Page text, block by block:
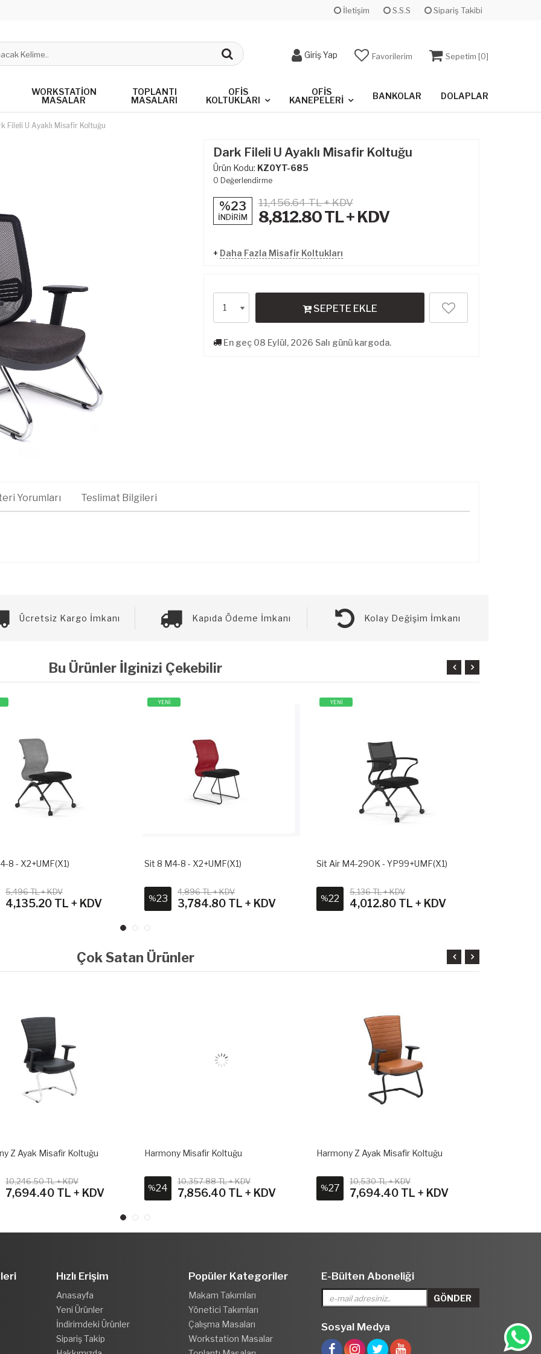
İletişim S.S.S Sipariş Takibi
Giriş Yap Favorilerim Sepetim [0]
WORKSTATION
MASALAR
TOPLANTI
MASALARI
OFIS
KOLTUKLARI
OFIS
KANEPELERI
BANKOLAR DOLAPLAR
Fileli U Ayaklı Misafir Koltuğu
Dark Fileli U Ayaklı Misafir Koltuğu
Ürün Kodu: KZ0YT-685
0 Değerlendirme
%23
İNDİRİM
11,456.64 TL + KDV
8,812.80TL + KDV
+ Daha Fazla Misafir Koltukları
SEPETE EKLE
En geç 08 Eylül, 2026 Salı günü kargoda.
Yorumları Teslimat Bilgileri
Ücretsiz Kargo İmkanı Kapıda Ödeme İmkanı Kolay Değişim İmkanı
Bu Ürünler İlginizi Çekebilir
8 - X2+UMF(X1)
5,496 TL + KDV
4,135.20 TL + KDV
YENİ
Sit 8 M4-8 - X2+UMF(X1)
%23
4,896 TL + KDV
3,784.80 TL + KDV
YENİ
Sit Air M4-290K - YP99+UMF(X1)
%22
5,136 TL + KDV
4,012.80 TL + KDV
Çok Satan Ürünler
Z Ayak Misafir Koltuğu
10,246.50 TL + KDV
7,694.40 TL + KDV
Harmony Misafir Koltuğu
%24
10,357.88 TL + KDV
7,856.40 TL + KDV
Harmony Z Ayak Misafir Koltuğu
%27
10,530 TL + KDV
7,694.40 TL + KDV
Hızlı Erişim
Anasayfa
Yeni Ürünler
İndirimdeki Ürünler
Sipariş Takip
Popüler Kategoriler
Makam Takımları
Yönetici Takımları
Çalışma Masaları
Workstation Masalar
E-Bülten Aboneliği
Sosyal Medya